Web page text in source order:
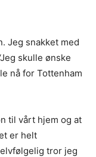
Jeg snakket med
skulle ønske
nå for Tottenham
til vårt hjem og at
er helt
tror jeg